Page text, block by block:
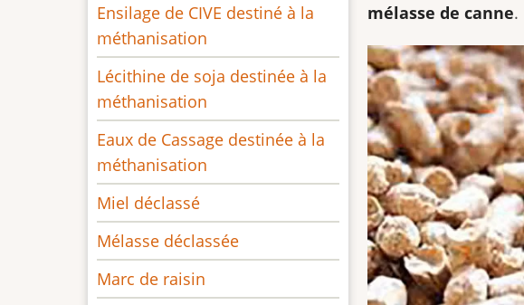
mélasse de canne.
Ensilage de CIVE destiné à la
méthanisation
Lécithine de soja destinée à la
méthanisation
Eaux de Cassage destinée à la
méthanisation
Miel déclassé
Mélasse déclassée
Marc de raisin